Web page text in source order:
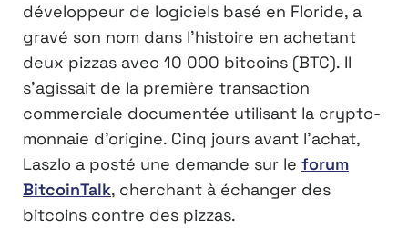
développeur de logiciels basé en Floride, a
gravé son nom dans l’histoire en achetant
deux pizzas avec 10 000 bitcoins (BTC). Il
s’agissait de la première transaction
commerciale documentée utilisant la crypto-
monnaie d’origine. Cinq jours avant l’achat,
Laszlo a posté une demande sur le forum
BitcoinTalk, cherchant à échanger des
bitcoins contre des pizzas.